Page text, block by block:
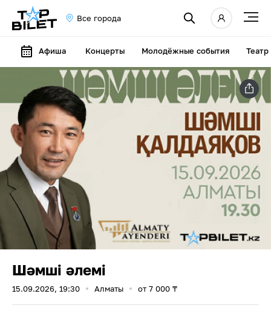
Все города
Афиша Концерты Молодёжные события Театр
Шәмші әлемі
15.09.2026, 19:30 Алматы от7 000 ₸